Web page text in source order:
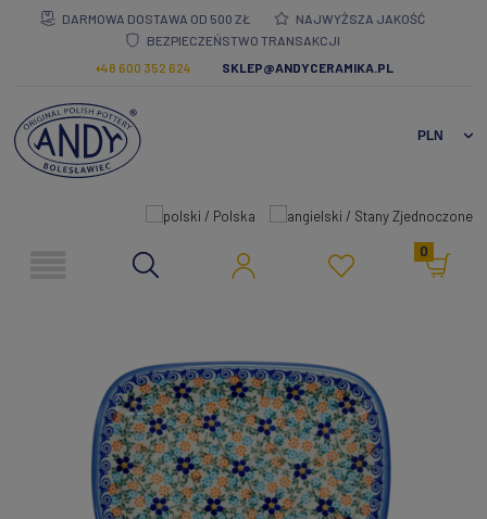
DARMOWA DOSTAWA OD 500 ZŁ
NAJWYŻSZA JAKOŚĆ
BEZPIECZEŃSTWO TRANSAKCJI
+48 600 352 624
SKLEP@ANDYCERAMIKA.PL
0